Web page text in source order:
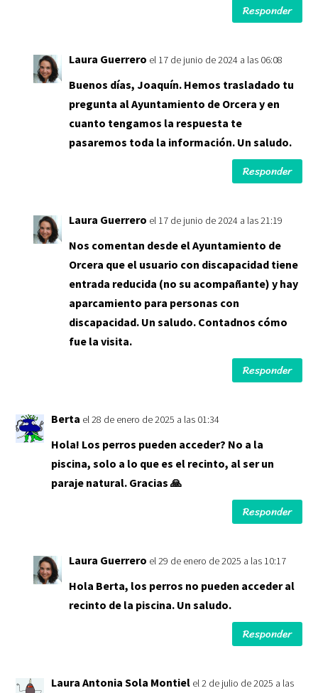
Responder
Laura Guerrero el 17 de junio de 2024 a las 06:08
Buenos días, Joaquín. Hemos trasladado tu
pregunta al Ayuntamiento de Orcera y en
cuanto tengamos la respuesta te
pasaremos toda la información. Un saludo.
Responder
Laura Guerrero el 17 de junio de 2024 a las 21:19
Nos comentan desde el Ayuntamiento de
Orcera que el usuario con discapacidad tiene
entrada reducida (no su acompañante) y hay
aparcamiento para personas con
discapacidad. Un saludo. Contadnos cómo
fue la visita.
Responder
Berta el 28 de enero de 2025 a las 01:34
Hola! Los perros pueden acceder? No a la
piscina, solo a lo que es el recinto, al ser un
paraje natural. Gracias 🙏
Responder
Laura Guerrero el 29 de enero de 2025 a las 10:17
Hola Berta, los perros no pueden acceder al
recinto de la piscina. Un saludo.
Responder
Laura Antonia Sola Montiel el 2 de julio de 2025 a las